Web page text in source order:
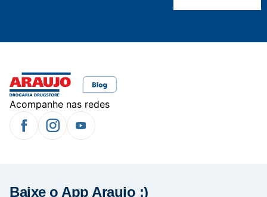
Acompanhe nas redes
Baixe o App Araujo :)